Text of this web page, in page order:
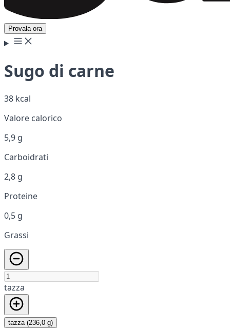
Provala ora
Sugo di carne
38 kcal
Valore calorico
5,9 g
Carboidrati
2,8 g
Proteine
0,5 g
Grassi
tazza
tazza (236,0 g)